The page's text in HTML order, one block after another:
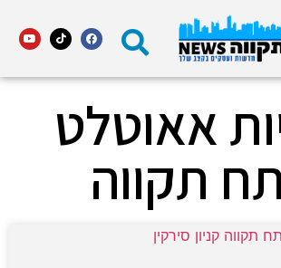
אאוטלט
תקווה